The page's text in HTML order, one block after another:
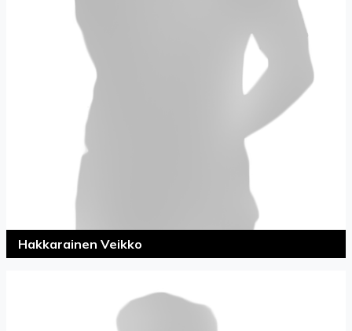
Hakkarainen Veikko